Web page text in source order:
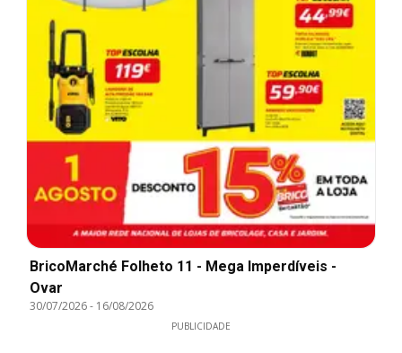
BricoMarché Folheto 11 - Mega Imperdíveis -
Ovar
30/07/2026- 16/08/2026
PUBLICIDADE